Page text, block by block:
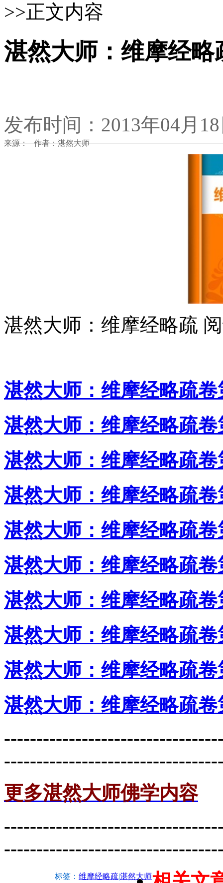
>>正文内容
湛然大师：维摩经略
发布时间：2013年04月
来源： 作者：湛然大师
湛然大师：维摩经略疏
湛然大师：维摩经略疏卷
湛然大师：维摩经略疏卷
湛然大师：维摩经略疏卷
湛然大师：维摩经略疏卷
湛然大师：维摩经略疏卷
湛然大师：维摩经略疏卷
湛然大师：维摩经略疏卷
湛然大师：维摩经略疏卷
湛然大师：维摩经略疏卷
湛然大师：维摩经略疏卷
更多湛然大师佛学内容
标签： 维摩经略疏|湛然大师